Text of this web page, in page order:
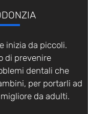
inizia da piccoli.
di prevenire
dentali che
per portarli ad
da adulti.